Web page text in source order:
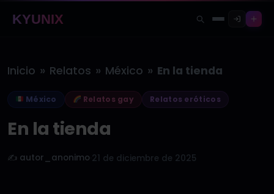
KYUNIX
Inicio » Relatos » México » En la tienda
México Relatos gay Relatos eróticos
En la tienda
✍️ autor_anonimo 21 de diciembre de 2025